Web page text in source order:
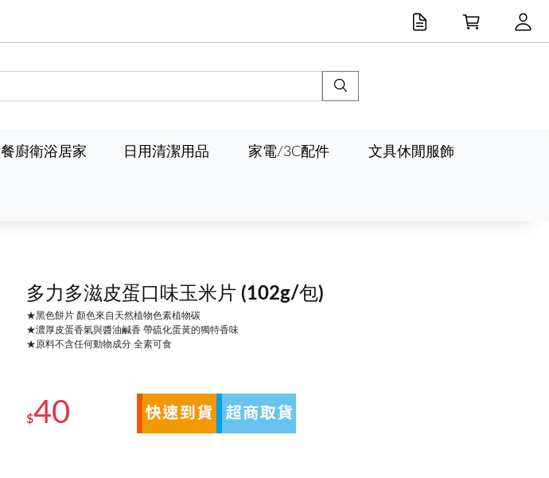
餐廚衛浴居家 日用清潔用品 家電/3C配件 文具休閒服飾
多力多滋皮蛋口味玉米片 (102g/包)
★黑色餅片 顏色來自天然植物色素植物碳
★濃厚皮蛋香氣與醬油鹹香 帶硫化蛋黃的獨特香味
★原料不含任何動物成分 全素可食
$40